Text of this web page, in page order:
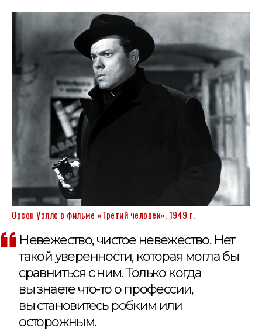
Орсон Уэллс в фильме «Третий человек», 1949 г.
Невежество, чистое невежество. Нет
такой уверенности, которая могла бы
сравниться с ним. Только когда
вы знаете что-то о профессии,
вы становитесь робким или
осторожным.